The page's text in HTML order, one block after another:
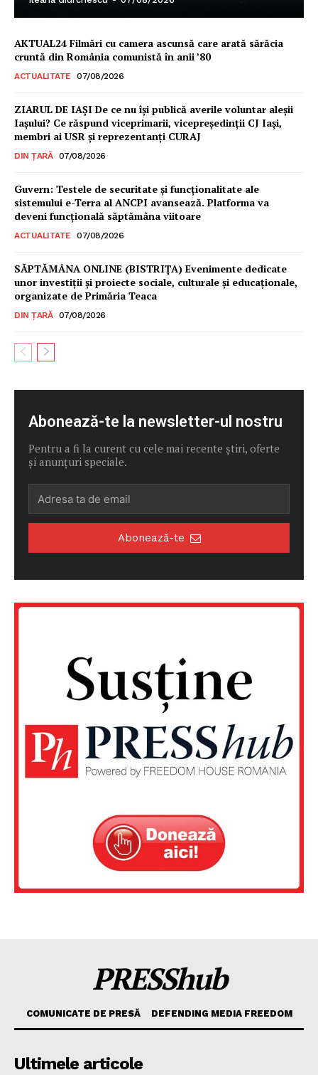
Un proiect
FREEDOM HOUSE ROMÂNIA
PRESShub
Proiecte editoriale
Rețea
AKTUAL24 Filmări cu camera ascunsă care arată sărăcia
cruntă din România comunistă în anii ’80
ACTUALITATE 07/08/2026
ZIARUL DE IAȘI De ce nu își publică averile voluntar aleșii
Iașului? Ce răspund viceprimarii, vicepreședinții CJ Iași,
membri ai USR și reprezentanți CURAJ
DIN ȚARĂ 07/08/2026
Guvern: Testele de securitate și funcționalitate ale
sistemului e-Terra al ANCPI avansează. Platforma va
deveni funcțională săptămâna viitoare
ACTUALITATE 07/08/2026
SĂPTĂMÂNA ONLINE (BISTRIȚA) Evenimente dedicate
unor investiții și proiecte sociale, culturale și educaționale,
organizate de Primăria Teaca
DIN ȚARĂ 07/08/2026
Abonează-te la newsletter-ul nostru
Pentru a fi la curent cu cele mai recente știri, oferte
și anunțuri speciale.
Abonează-te
PRESShub
COMUNICATE DE PRESĂ DEFENDING MEDIA FREEDOM
Ultimele articole